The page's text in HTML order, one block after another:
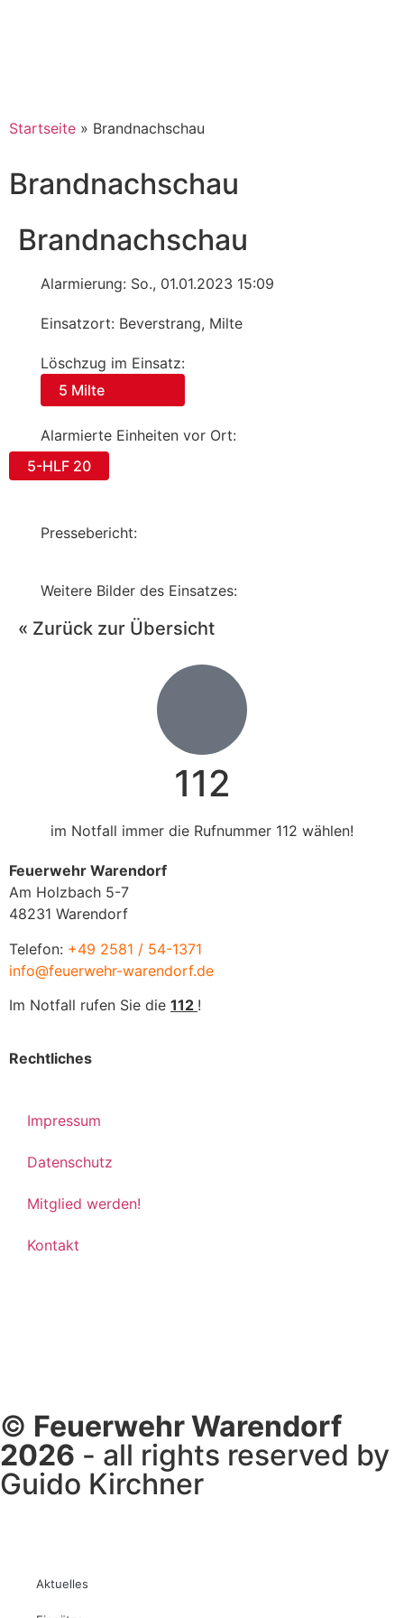
Startseite » Brandnachschau
Brandnachschau
Brandnachschau
Alarmierung: So., 01.01.2023 15:09
Einsatzort: Beverstrang, Milte
Löschzug im Einsatz:
5 Milte
Alarmierte Einheiten vor Ort:
5-HLF 20
Pressebericht:
Weitere Bilder des Einsatzes:
« Zurück zur Übersicht
112
im Notfall immer die Rufnummer 112 wählen!
Feuerwehr Warendorf
Am Holzbach 5-7
48231 Warendorf
Telefon: +49 2581 / 54-1371
info@feuerwehr-warendorf.de
Im Notfall rufen Sie die 112 !
Rechtliches
Impressum
Datenschutz
Mitglied werden!
Kontakt
© Feuerwehr Warendorf
2026 - all rights reserved by
Guido Kirchner
Aktuelles